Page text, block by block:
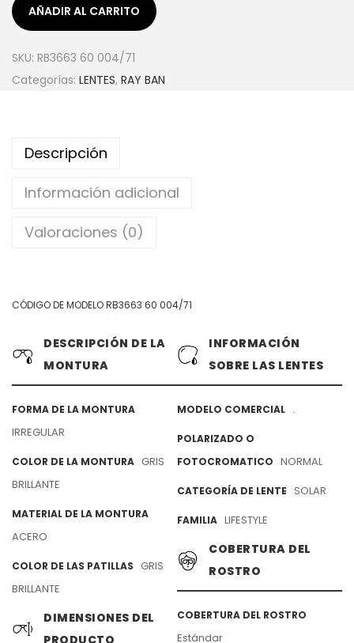
AÑADIR AL CARRITO
SKU: RB3663 60 004/71
Categorías: LENTES, RAY BAN
Descripción
Información adicional
Valoraciones (0)
CÓDIGO DE MODELO RB3663 60 004/71
DESCRIPCIÓN DE LA
MONTURA
FORMA DE LA MONTURA
IRREGULAR
COLOR DE LA MONTURA GRIS
BRILLANTE
MATERIAL DE LA MONTURA
ACERO
COLOR DE LAS PATILLAS GRIS
BRILLANTE
DIMENSIONES DEL
PRODUCTO
INFORMACIÓN
SOBRE LAS LENTES
MODELO COMERCIAL .
POLARIZADO O
FOTOCROMATICO NORMAL
CATEGORÍA DE LENTE SOLAR
FAMILIA LIFESTYLE
COBERTURA DEL
ROSTRO
COBERTURA DEL ROSTRO
Estándar